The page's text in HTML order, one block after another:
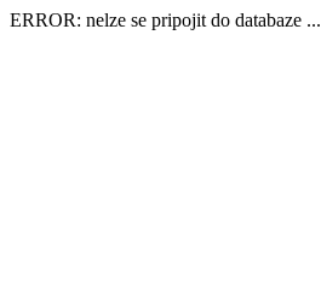
ERROR: nelze se pripojit do databaze ...